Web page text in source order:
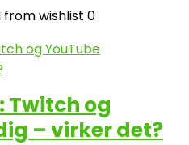
from wishlist 0
og
– virker det?